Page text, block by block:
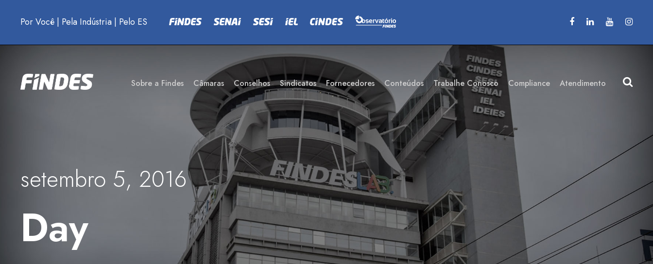
Por Você | Pela Indústria | Pelo ES
Sobre a Findes Câmaras Conselhos Sindicatos Fornecedores Conteúdos Trabalhe Conosco Compliance Atendimento
setembro 5, 2016
Day